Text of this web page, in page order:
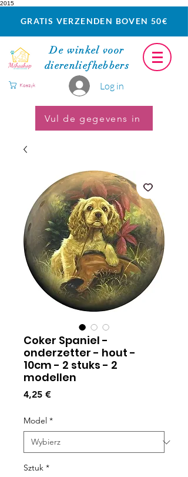
2015
GRATIS VERZENDEN BOVEN 50€
De winkel voor
dierenliefhebbers
Log in
Koszyk
Vul de gegevens in
Coker Spaniel -
onderzetter - hout -
10cm - 2 stuks - 2
modellen
4,25 €Cena
Model *
Sztuk *